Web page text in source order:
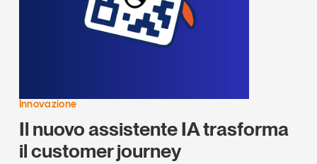
Innovazione
Il nuovo assistente IA trasforma
il customer journey